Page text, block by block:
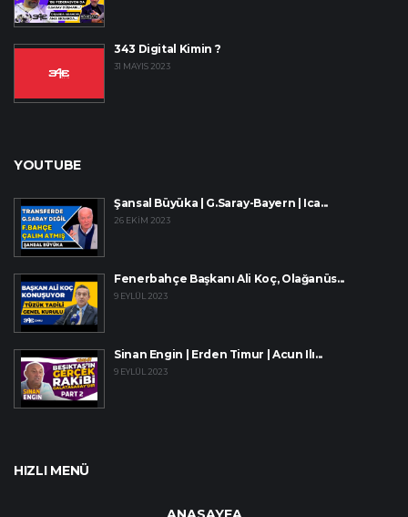
343 Digital Kimin ?
31 MAYIS 2023
YOUTUBE
Şansal Büyüka | G.Saray-Bayern | Ica...
26 EKIM 2023
Fenerbahçe Başkanı Ali Koç, Olağanüs...
9 EYLÜL 2023
Sinan Engin | Erden Timur | Acun Ilı...
9 EYLÜL 2023
HIZLI MENÜ